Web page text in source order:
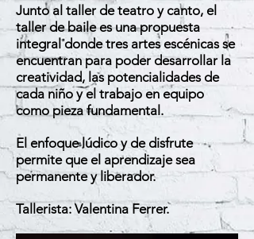
Junto al taller de teatro y canto, el
taller de baile es una propuesta
integral donde tres artes escénicas se
encuentran para poder desarrollar la
creatividad, las potencialidades de
cada niño y el trabajo en equipo
como pieza fundamental.
El enfoque lúdico y de disfrute
permite que el aprendizaje sea
permanente y liberador.
Tallerista: Valentina Ferrer.